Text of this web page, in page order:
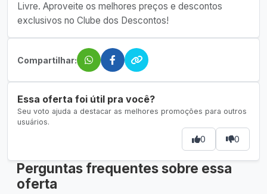
Livre. Aproveite os melhores preços e descontos
exclusivos no Clube dos Descontos!
Compartilhar:
Essa oferta foi útil pra você?
Seu voto ajuda a destacar as melhores promoções para outros
usuários.
0 0
Perguntas frequentes sobre essa
oferta